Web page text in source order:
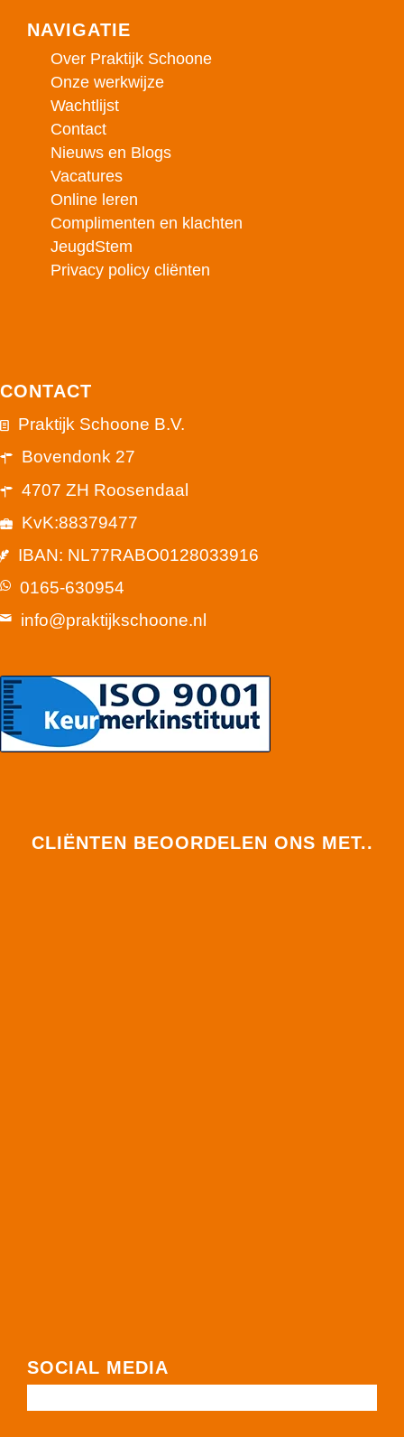
NAVIGATIE
Over Praktijk Schoone
Onze werkwijze
Wachtlijst
Contact
Nieuws en Blogs
Vacatures
Online leren
Complimenten en klachten
JeugdStem
Privacy policy cliënten
CONTACT
Praktijk Schoone B.V.
Bovendonk 27
4707 ZH Roosendaal
KvK:88379477
IBAN: NL77RABO0128033916
0165-630954
info@praktijkschoone.nl
CLIËNTEN BEOORDELEN ONS MET..
SOCIAL MEDIA